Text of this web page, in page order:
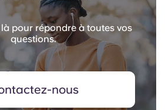
pour répondre à toutes vos
questions.
nous